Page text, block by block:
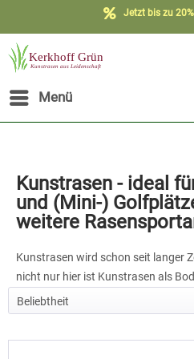
Jetzt bis zu
Menü
Kunstrasen - ideal
und (Mini-)
weitere
Kunstrasen wird schon seit langer
nicht nur hier ist Kunstrasen als
geschätzt. Die zahlreichen Vorteile
Naturrasen sorgen in vielen